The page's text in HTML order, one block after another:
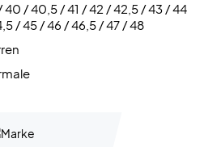
Fußunterstützung.
und Stabilität – jetzt Babolat
kaufen!
40 / 40,5 / 41 / 42 / 42,5 / 43 / 44
/ 45 / 46 / 46,5 / 47 / 48